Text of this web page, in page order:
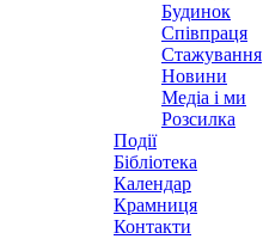
Будинок
Співпраця
Стажування
Новини
Медіа і ми
Розсилка
Події
Бібліотека
Календар
Крамниця
Контакти